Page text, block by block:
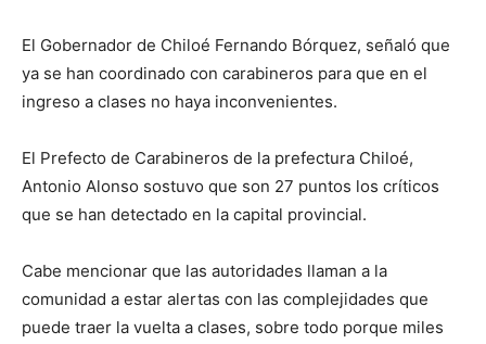
El Gobernador de Chiloé Fernando Bórquez, señaló que
ya se han coordinado con carabineros para que en el
ingreso a clases no haya inconvenientes.
El Prefecto de Carabineros de la prefectura Chiloé,
Antonio Alonso sostuvo que son 27 puntos los críticos
que se han detectado en la capital provincial.
Cabe mencionar que las autoridades llaman a la
comunidad a estar alertas con las complejidades que
puede traer la vuelta a clases, sobre todo porque miles